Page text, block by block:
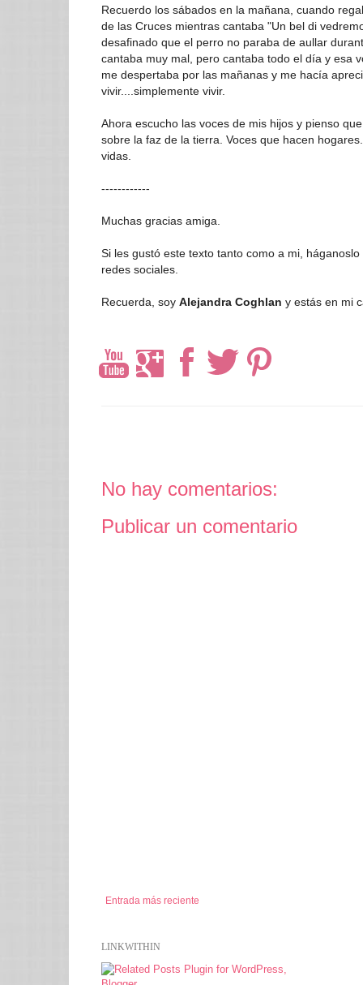
Recuerdo los sábados en la mañana, cuando
de las Cruces mientras cantaba "Un bel di
desafinado que el perro no paraba de aullar
cantaba muy mal, pero cantaba todo el día y esa
me despertaba por las mañanas y me hacía
vivir....simplemente vivir.
Ahora escucho las voces de mis hijos y pienso
sobre la faz de la tierra. Voces que hacen
vidas.
------------
Muchas gracias amiga.
Si les gustó este texto tanto como a mi,
redes sociales.
Recuerda, soy Alejandra Coghlan y estás en mi
No hay comentarios:
Publicar un comentario
Entrada más reciente
LINKWITHIN